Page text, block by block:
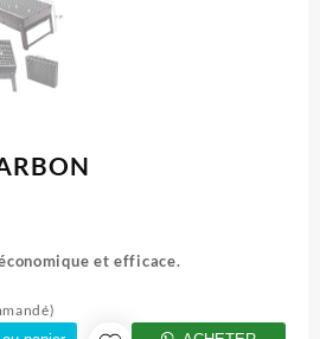
et efficace.